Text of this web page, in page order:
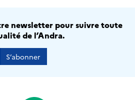
newsletter pour suivre toute
de l’Andra.
S’abonner